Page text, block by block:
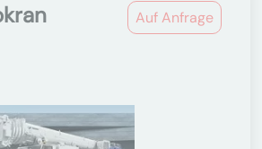
Auf Anfrage